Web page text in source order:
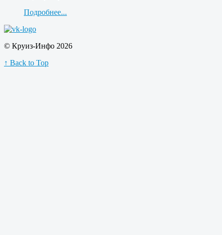
Подробнее...
© Круиз-Инфо 2026
↑ Back to Top